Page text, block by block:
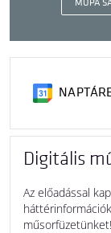
MÜPA
Digitális
Az előadással
műsorfüzetünket!